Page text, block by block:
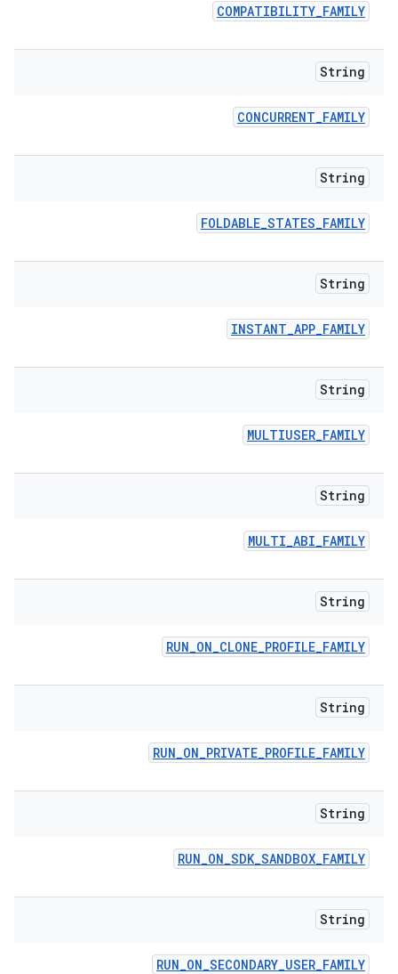
COMPATIBILITY_FAMILY
String
CONCURRENT_FAMILY
String
FOLDABLE_STATES_FAMILY
String
INSTANT_APP_FAMILY
String
MULTIUSER_FAMILY
String
MULTI_ABI_FAMILY
String
RUN_ON_CLONE_PROFILE_FAMILY
String
RUN_ON_PRIVATE_PROFILE_FAMILY
String
RUN_ON_SDK_SANDBOX_FAMILY
String
RUN_ON_SECONDARY_USER_FAMILY